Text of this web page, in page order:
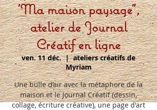
'Ma maison paysage",
atelier de Journal
Créatif en ligne
ven. 11 déc.
  |
ateliers créatifs de
Myriam
Une bulle d’air avec la métaphore de la
maison et le Journal Créatif (dessin,
collage, écriture créative), une page d'art